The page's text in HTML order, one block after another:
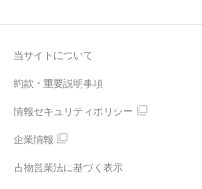
当サイトについて
約款・重要説明事項
情報セキュリティポリシー
企業情報
古物営業法に基づく表示